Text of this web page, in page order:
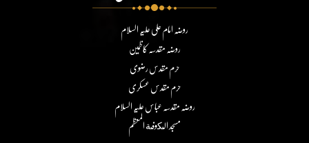
روضہ امام علی علیہ السلام
روضہ مقدسہ کاظمین
حرم مقدس رضوی
حرم مقدس عسکری
روضہ مقدسہ عباس علیہ السلام
مسجد الكوفة المعظم